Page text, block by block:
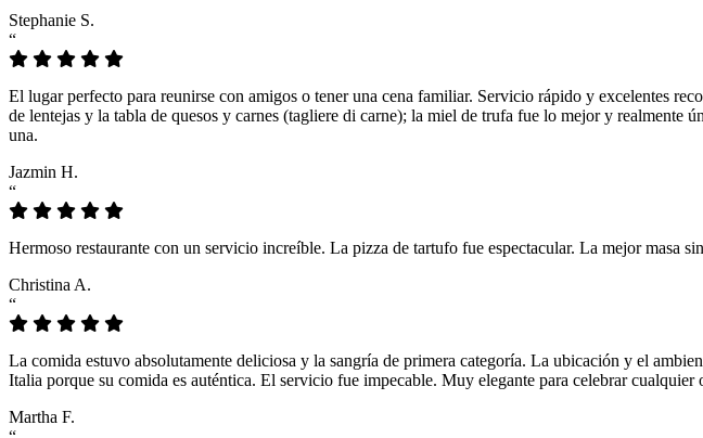
Stephanie S.
“
El lugar perfecto para reunirse con amigos o tener una cena familiar. Servicio rápido y excelentes
de lentejas y la tabla de quesos y carnes (tagliere di carne); la miel de trufa fue lo mejor y realmente
una.
Jazmin H.
“
Hermoso restaurante con un servicio increíble. La pizza de tartufo fue espectacular. La mejor masa
Christina A.
“
La comida estuvo absolutamente deliciosa y la sangría de primera categoría. La ubicación y el
Italia porque su comida es auténtica. El servicio fue impecable. Muy elegante para celebrar cualquier
Martha F.